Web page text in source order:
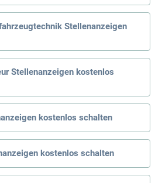
Stellenanzeigen
Stellenanzeigen kostenlos
kostenlos schalten
kostenlos schalten